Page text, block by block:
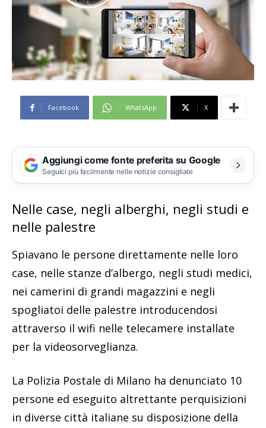
Facebook WhatsApp X
Aggiungi come fonte preferita su Google
Seguici più facilmente nelle notizie consigliate
Nelle case, negli alberghi, negli studi e
nelle palestre
Spiavano le persone direttamente nelle loro
case, nelle stanze d’albergo, negli studi medici,
nei camerini di grandi magazzini e negli
spogliatoi delle palestre introducendosi
attraverso il wifi nelle telecamere installate
per la videosorveglianza.
La Polizia Postale di Milano ha denunciato 10
persone ed eseguito altrettante perquisizioni
in diverse città italiane su disposizione della